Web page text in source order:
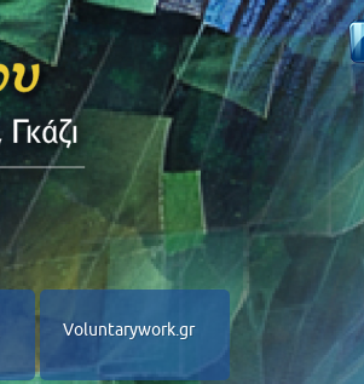
Voluntarywork.gr